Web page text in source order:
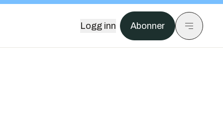
Logg inn Abonner